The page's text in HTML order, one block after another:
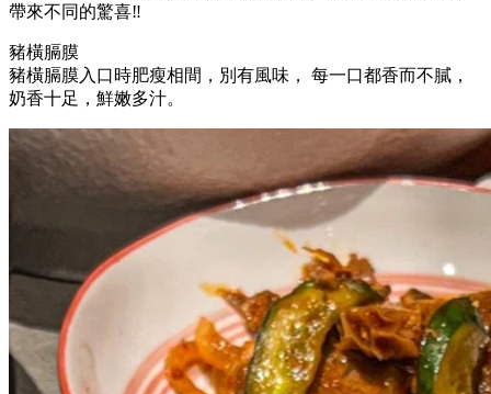
帶來不同的驚喜‼
豬橫膈膜
豬橫膈膜入口時肥瘦相間，別有風味， 每一口都香而不膩，
奶香十足，鮮嫩多汁。